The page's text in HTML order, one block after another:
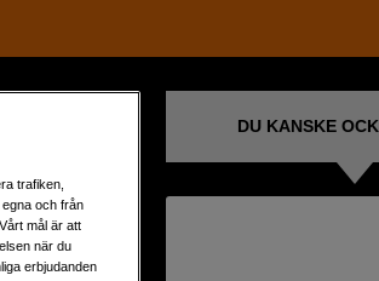
DU KANSKE
trafiken,
och från
mål är att
när du
erbjudanden